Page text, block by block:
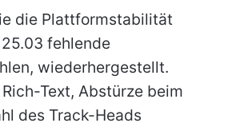
die Plattformstabilität
fehlende
wiederhergestellt.
Text, Abstürze beim
des Track-Heads